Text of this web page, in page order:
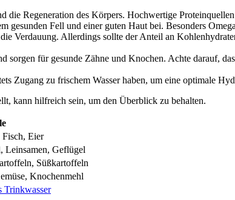
die Rege­ne­ra­ti­on des Kör­pers. Hoch­wer­ti­ge
gesun­den Fell und einer guten Haut bei. Beson­ders
Ver­dau­ung. Aller­dings soll­te der Anteil an
sor­gen für gesun­de Zäh­ne und Kno­chen. Ach­te dar­auf,
Zugang zu fri­schem Was­ser haben, um eine opti­ma­le
kann hilf­reich sein, um den Über­blick zu behal­ten.
Fisch, Eier
Lein­sa­men, Geflü­gel
Süß­kar­tof­feln
Kno­chen­mehl
Trink­was­ser